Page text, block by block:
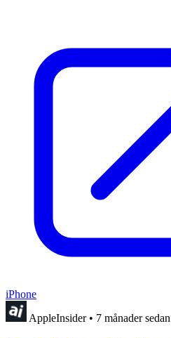
iPhone
AppleInsider • 7 månader sedan